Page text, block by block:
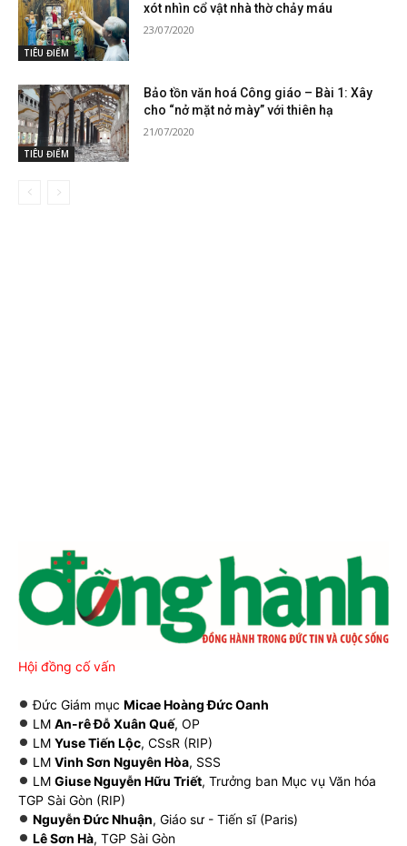
TIÊU ĐIỂM
xót nhìn cổ vật nhà thờ chảy máu
23/07/2020
TIÊU ĐIỂM
Bảo tồn văn hoá Công giáo – Bài 1: Xây
cho “nở mặt nở mày” với thiên hạ
21/07/2020
Hội đồng cố vấn
Đức Giám mục Micae Hoàng Đức Oanh
LM An-rê Đỗ Xuân Quế, OP
LM Yuse Tiến Lộc, CSsR (RIP)
LM Vinh Sơn Nguyên Hòa, SSS
LM Giuse Nguyễn Hữu Triết, Trưởng ban Mục vụ Văn hóa
TGP Sài Gòn (RIP)
Nguyễn Đức Nhuận, Giáo sư - Tiến sĩ (Paris)
Lê Sơn Hà, TGP Sài Gòn